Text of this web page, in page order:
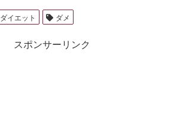
ダイエット ダメ
スポンサーリンク